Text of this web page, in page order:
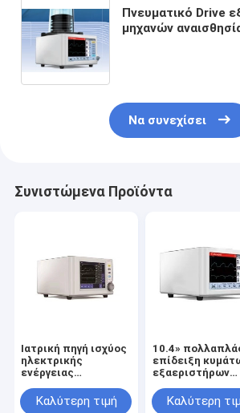
Πνευματικό Drive
μηχανών
Να συνεχίσει
Συνιστώμενα Προϊόντα
Ιατρική πηγή ισχύος
ηλεκτρικής
ενέργειας
αναισθητικού
λειτουργούντων
Καλύτερη τιμή
10.4»
επίδειξη
εξαεριστήρων
αναισθησίας
επίδειξης TFT
Καλύτερη